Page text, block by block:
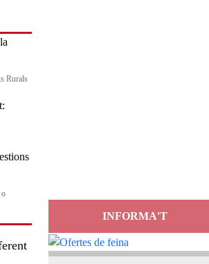
Rurals
o
INFORMA'T